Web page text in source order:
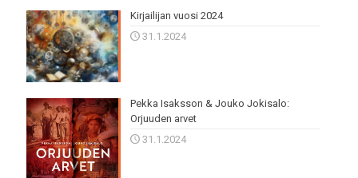
Kirjailijan vuosi 2024
31.1.2024
Pekka Isaksson & Jouko Jokisalo:
Orjuuden arvet
31.1.2024